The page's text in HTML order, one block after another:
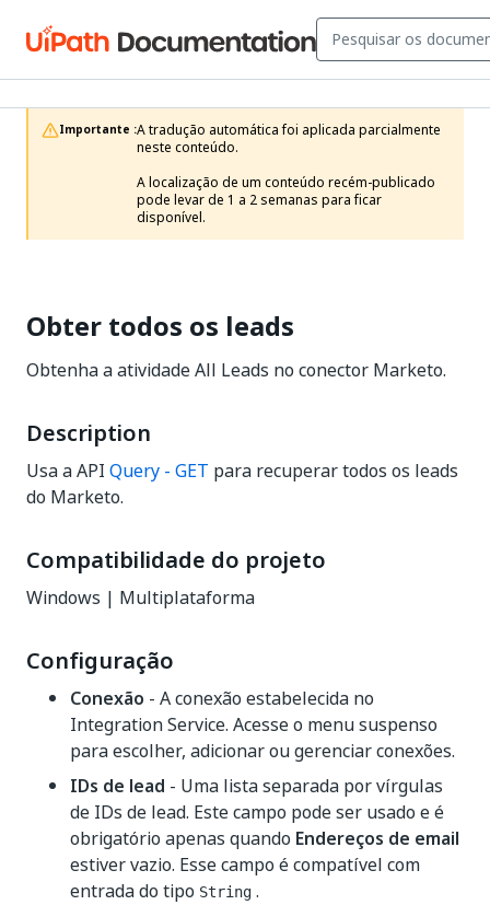
Importante :A tradução automática foi aplicada parcialmente
neste conteúdo.
A localização de um conteúdo recém-publicado
pode levar de 1 a 2 semanas para ficar
disponível.
Obter todos os leads
Obtenha a atividade All Leads no conector Marketo.
Description
Usa a API Query - GET para recuperar todos os leads
do Marketo.
Compatibilidade do projeto
Windows | Multiplataforma
Configuração
Conexão - A conexão estabelecida no
Integration Service. Acesse o menu suspenso
para escolher, adicionar ou gerenciar conexões.
IDs de lead - Uma lista separada por vírgulas
de IDs de lead. Este campo pode ser usado e é
obrigatório apenas quando Endereços de email
estiver vazio. Esse campo é compatível com
entrada do tipo String .